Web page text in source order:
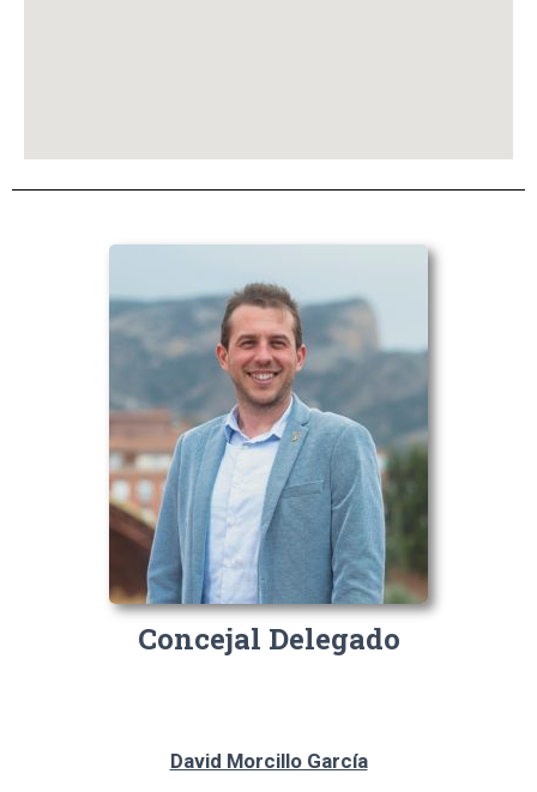
Concejal Delegado
David Morcillo García